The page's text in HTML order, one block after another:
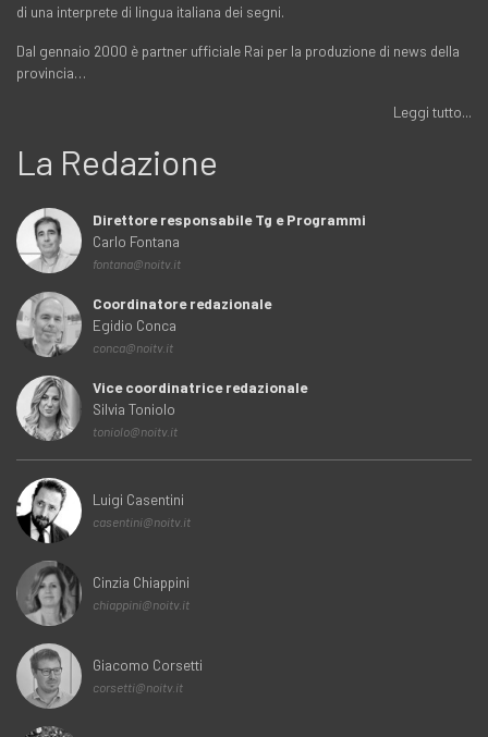
di una interprete di lingua italiana dei segni.
Dal gennaio 2000 è partner ufficiale Rai per la produzione di news della
provincia…
Leggi tutto...
La Redazione
Direttore responsabile Tg e Programmi
Carlo Fontana
fontana@noitv.it
Coordinatore redazionale
Egidio Conca
conca@noitv.it
Vice coordinatrice redazionale
Silvia Toniolo
toniolo@noitv.it
Luigi Casentini
casentini@noitv.it
Cinzia Chiappini
chiappini@noitv.it
Giacomo Corsetti
corsetti@noitv.it